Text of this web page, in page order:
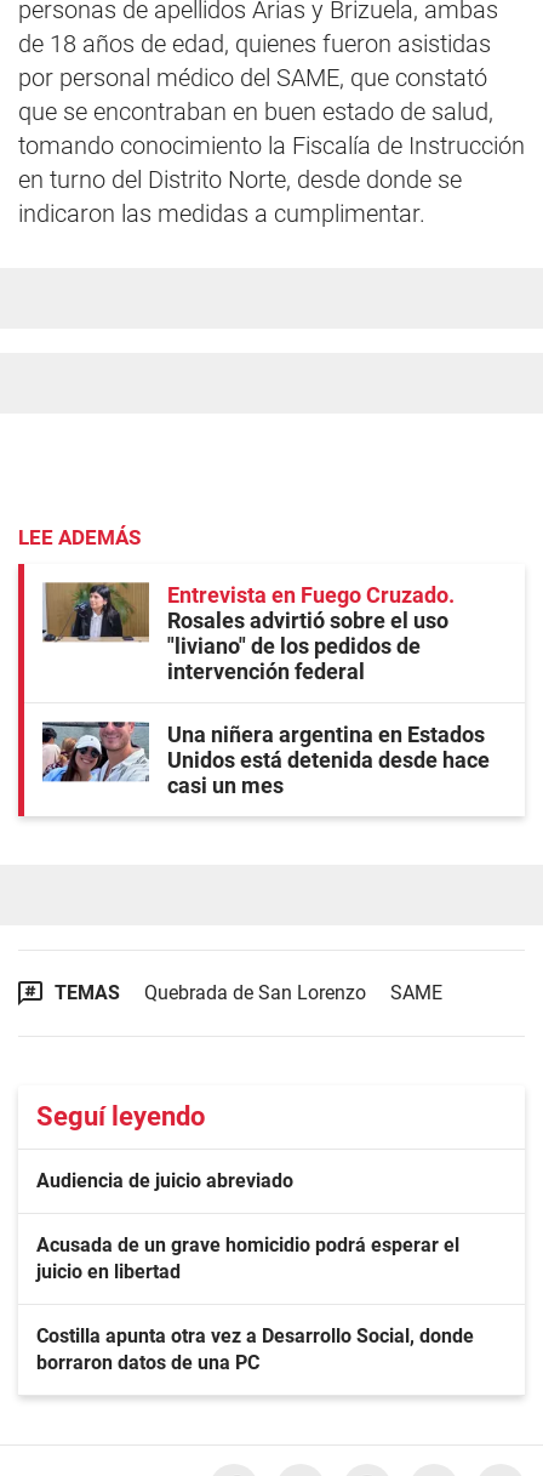
personas de apellidos Arias y Brizuela, ambas
de 18 años de edad, quienes fueron asistidas
por personal médico del SAME, que constató
que se encontraban en buen estado de salud,
tomando conocimiento la Fiscalía de Instrucción
en turno del Distrito Norte, desde donde se
indicaron las medidas a cumplimentar.
LEE ADEMÁS
Entrevista en Fuego Cruzado
Rosales advirtió sobre el uso
"liviano" de los pedidos de
intervención federal
Una niñera argentina en Estados
Unidos está detenida desde hace
casi un mes
TEMAS Quebrada de San Lorenzo SAME
Seguí leyendo
Audiencia de juicio abreviado
Acusada de un grave homicidio podrá esperar el
juicio en libertad
Costilla apunta otra vez a Desarrollo Social, donde
borraron datos de una PC